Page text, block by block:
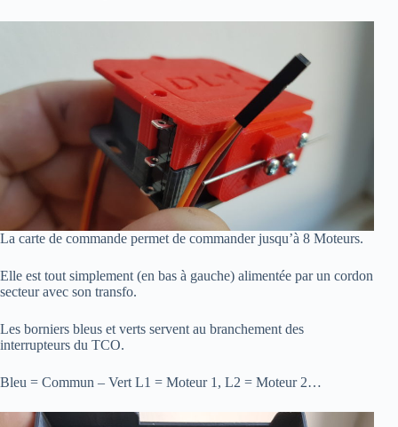
La carte de commande permet de commander jusqu’à 8 Moteurs.
Elle est tout simplement (en bas à gauche) alimentée par un cordon
secteur avec son transfo.
Les borniers bleus et verts servent au branchement des
interrupteurs du TCO.
Bleu = Commun – Vert L1 = Moteur 1, L2 = Moteur 2…